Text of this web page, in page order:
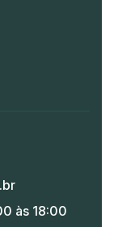
às 18:00